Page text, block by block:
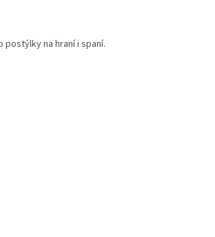
postýlky na hraní i spaní.